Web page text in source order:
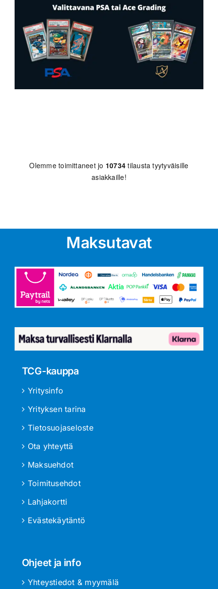
Olemme toimittaneet jo 10734 tilausta tyytyväisille
asiakkaille!
Maksutavat
TCG-kauppa
Yritysinfo
Yrityksen tarina
Tietosuojaseloste
Ota yhteyttä
Maksuehdot
Toimitusehdot
Lahjakortti
Evästekäytäntö
Ohjeet ja info
Yhteystiedot & myymälä